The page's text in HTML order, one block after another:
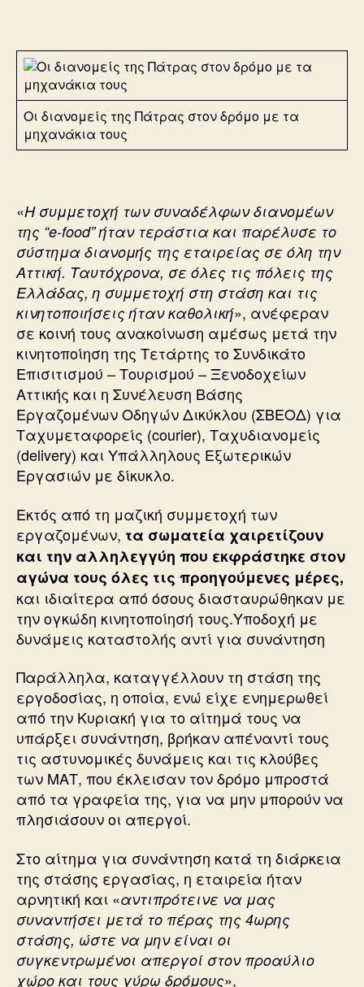
Οι διανομείς της Πάτρας στον δρόμο με τα
μηχανάκια τους
«Η συμμετοχή των συναδέλφων διανομέων
της “e-food” ήταν τεράστια και παρέλυσε το
σύστημα διανομής της εταιρείας σε όλη την
Αττική. Ταυτόχρονα, σε όλες τις πόλεις της
Ελλάδας, η συμμετοχή στη στάση και τις
κινητοποιήσεις ήταν καθολική», ανέφεραν
σε κοινή τους ανακοίνωση αμέσως μετά την
κινητοποίηση της Τετάρτης το Συνδικάτο
Επισιτισμού – Τουρισμού – Ξενοδοχείων
Αττικής και η Συνέλευση Βάσης
Εργαζομένων Οδηγών Δικύκλου (ΣΒΕΟΔ) για
Ταχυμεταφορείς (courier), Ταχυδιανομείς
(delivery) και Υπάλληλους Εξωτερικών
Εργασιών με δίκυκλο.
Εκτός από τη μαζική συμμετοχή των
εργαζομένων, τα σωματεία χαιρετίζουν
και την αλληλεγγύη που εκφράστηκε στον
αγώνα τους όλες τις προηγούμενες μέρες,
και ιδιαίτερα από όσους διασταυρώθηκαν με
την ογκώδη κινητοποίησή τους.Υποδοχή με
δυνάμεις καταστολής αντί για συνάντηση
Παράλληλα, καταγγέλλουν τη στάση της
εργοδοσίας, η οποία, ενώ είχε ενημερωθεί
από την Κυριακή για το αίτημά τους να
υπάρξει συνάντηση, βρήκαν απέναντί τους
τις αστυνομικές δυνάμεις και τις κλούβες
των ΜΑΤ, που έκλεισαν τον δρόμο μπροστά
από τα γραφεία της, για να μην μπορούν να
πλησιάσουν οι απεργοί.
Στο αίτημα για συνάντηση κατά τη διάρκεια
της στάσης εργασίας, η εταιρεία ήταν
αρνητική και «αντιπρότεινε να μας
συναντήσει μετά το πέρας της 4ωρης
στάσης, ώστε να μην είναι οι
συγκεντρωμένοι απεργοί στον προαύλιο
χώρο και τους γύρω δρόμους»,